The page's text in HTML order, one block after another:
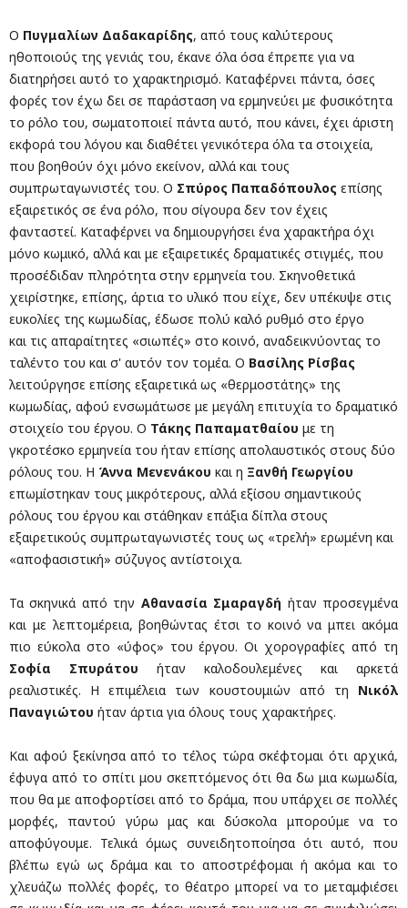
Ο Πυγμαλίων Δαδακαρίδης, από τους καλύτερους
ηθοποιούς της γενιάς του, έκανε όλα όσα έπρεπε για να
διατηρήσει αυτό το χαρακτηρισμό. Καταφέρνει πάντα, όσες
φορές τον έχω δει σε παράσταση να ερμηνεύει με φυσικότητα
το ρόλο του, σωματοποιεί πάντα αυτό, που κάνει, έχει άριστη
εκφορά του λόγου και διαθέτει γενικότερα όλα τα στοιχεία,
που βοηθούν όχι μόνο εκείνον, αλλά και τους
συμπρωταγωνιστές του. Ο Σπύρος Παπαδόπουλος επίσης
εξαιρετικός σε ένα ρόλο, που σίγουρα δεν τον έχεις
φανταστεί. Καταφέρνει να δημιουργήσει ένα χαρακτήρα όχι
μόνο κωμικό, αλλά και με εξαιρετικές δραματικές στιγμές, που
προσέδιδαν πληρότητα στην ερμηνεία του. Σκηνοθετικά
χειρίστηκε, επίσης, άρτια το υλικό που είχε, δεν υπέκυψε στις
ευκολίες της κωμωδίας, έδωσε πολύ καλό ρυθμό στο έργο
και τις απαραίτητες «σιωπές» στο κοινό, αναδεικνύοντας το
ταλέντο του και σ' αυτόν τον τομέα. Ο Βασίλης Ρίσβας
λειτούργησε επίσης εξαιρετικά ως «θερμοστάτης» της
κωμωδίας, αφού ενσωμάτωσε με μεγάλη επιτυχία το δραματικό
στοιχείο του έργου. Ο Τάκης Παπαματθαίου με τη
γκροτέσκο ερμηνεία του ήταν επίσης απολαυστικός στους δύο
ρόλους του. Η Άννα Μενενάκου και η Ξανθή Γεωργίου
επωμίστηκαν τους μικρότερους, αλλά εξίσου σημαντικούς
ρόλους του έργου και στάθηκαν επάξια δίπλα στους
εξαιρετικούς συμπρωταγωνιστές τους ως «τρελή» ερωμένη και
«αποφασιστική» σύζυγος αντίστοιχα.
Τα σκηνικά από την Αθανασία Σμαραγδή ήταν προσεγμένα
και με λεπτομέρεια, βοηθώντας έτσι το κοινό να μπει ακόμα
πιο εύκολα στο «ύφος» του έργου. Οι χορογραφίες από τη
Σοφία Σπυράτου ήταν καλοδουλεμένες και αρκετά
ρεαλιστικές. Η επιμέλεια των κουστουμιών από τη Νικόλ
Παναγιώτου ήταν άρτια για όλους τους χαρακτήρες.
Και αφού ξεκίνησα από το τέλος τώρα σκέφτομαι ότι αρχικά,
έφυγα από το σπίτι μου σκεπτόμενος ότι θα δω μια κωμωδία,
που θα με αποφορτίσει από το δράμα, που υπάρχει σε πολλές
μορφές, παντού γύρω μας και δύσκολα μπορούμε να το
αποφύγουμε. Τελικά όμως συνειδητοποίησα ότι αυτό, που
βλέπω εγώ ως δράμα και το αποστρέφομαι ή ακόμα και το
χλευάζω πολλές φορές, το θέατρο μπορεί να το μεταμφιέσει